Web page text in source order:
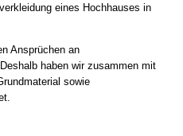
eines Hochhauses in
Ansprüchen an
haben wir zusammen mit
sowie